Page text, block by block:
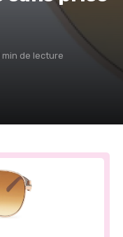
min de lecture